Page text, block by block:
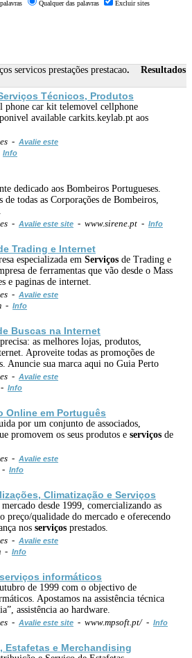
Qualquer das palavras
Excluir sites
servicos prestações prestacao. Resultados
Técnicos, Produtos
car kit telemovel cellphone
available carkits.keylab.pt aos
- Avalie este
Info
dedicado aos Bombeiros Portugueses.
de todas as Corporações de Bombeiros,
- Avalie este site - www.sirene.pt - Info
Trading e Internet
especializada em Serviços de Trading e
de ferramentas que vão desde o Mass
e paginas de internet.
- Avalie este
- Info
Buscas na Internet
as melhores lojas, produtos,
Aproveite todas as promoções de
Anuncie sua marca aqui no Guia Perto
- Avalie este
Info
Online em Português
por um conjunto de associados,
promovem os seus produtos e serviços de
- Avalie este
- Info
Climatização e Serviços
desde 1999, comercializando as
preço/qualidade do mercado e oferecendo
nos serviços prestados.
- Avalie este
- Info
serviços informáticos
de 1999 com o objectivo de
Apostamos na assistência técnica
assistência ao hardware.
- Avalie este site - www.mpsoft.pt/ - Info
Estafetas e Merchandising